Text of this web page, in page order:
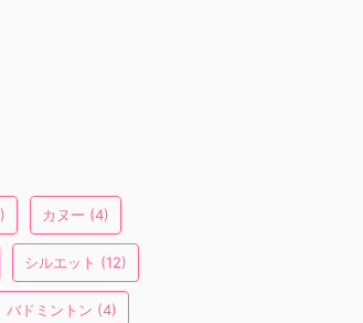
カヌー (4)
シルエット (12)
バドミントン (4)